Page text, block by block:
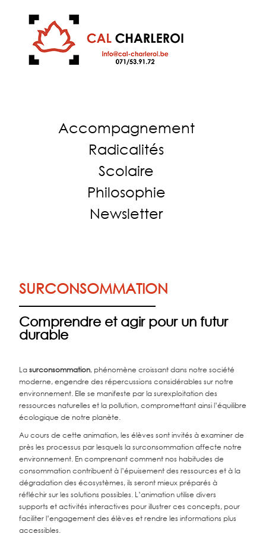
Accompagnement
Radicalités
Scolaire
Philosophie
Newsletter
SURCONSOMMATION
Comprendre et agir pour un futur
durable
Lasurconsommation, phénomène croissant dans notre société
moderne, engendre des répercussions considérables sur notre
environnement. Elle se manifeste par la surexploitation des
ressources naturelles et la pollution, compromettant ainsi l’équilibre
écologique de notre planète.
Au cours de cette animation, les élèves sont invités à examiner de
près les processus par lesquels la surconsommation affecte notre
environnement. En comprenant comment nos habitudes de
consommation contribuent à l’épuisement des ressources et à la
dégradation des écosystèmes, ils seront mieux préparés à
réfléchir sur les solutions possibles. L’animation utilise divers
supports et activités interactives pour illustrer ces concepts, pour
faciliter l’engagement des élèves et rendre les informations plus
accessibles.